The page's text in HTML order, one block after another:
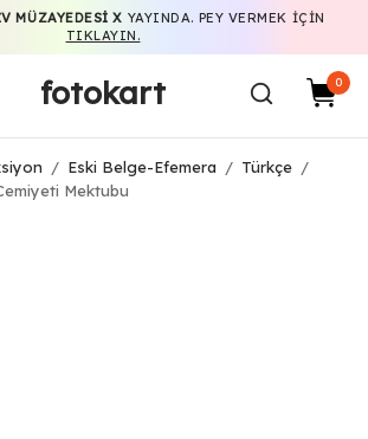
MÜZAYEDESI X YAYINDA. PEY VERMEK IÇIN
TIKLAYIN.
fotokart 0
/ Eski Belge-Efemera / Türkçe /
Mektubu